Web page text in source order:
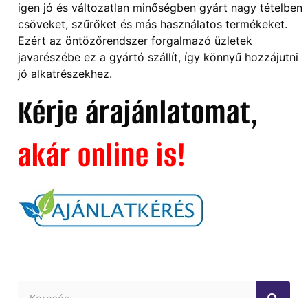
igen jó és változatlan minőségben gyárt nagy tételben
csöveket, szűrőket és más használatos termékeket.
Ezért az öntözőrendszer forgalmazó üzletek
javarészébe ez a gyártó szállít, így könnyű hozzájutni
jó alkatrészekhez.
Kérje árajánlatomat,
akár online is!